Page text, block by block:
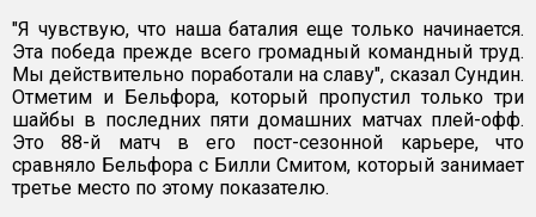
"Я чувствую, что наша баталия еще только начинается.
Эта победа прежде всего громадный командный труд.
Мы действительно поработали на славу", сказал Сундин.
Отметим и Бельфора, который пропустил только три
шайбы в последних пяти домашних матчах плей-офф.
Это 88-й матч в его пост-сезонной карьере, что
сравняло Бельфора с Билли Смитом, который занимает
третье место по этому показателю.